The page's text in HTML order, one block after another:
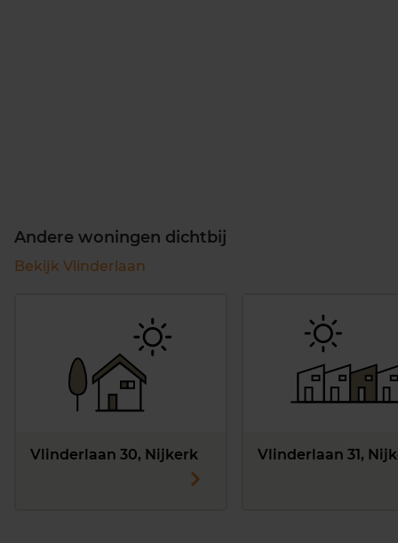
Andere woningen dichtbij
Bekijk Vlinderlaan
Vlinderlaan 30, Nijkerk Vlinderlaan 31,